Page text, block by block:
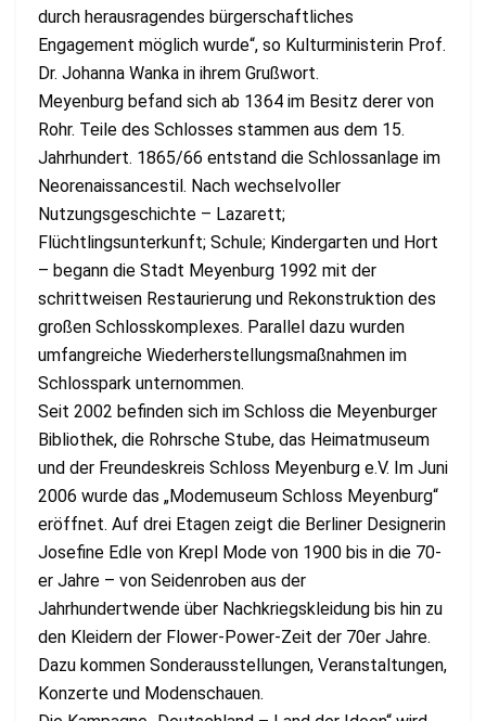
durch herausragendes bürgerschaftliches
Engagement möglich wurde“, so Kulturministerin Prof.
Dr. Johanna Wanka in ihrem Grußwort.
Meyenburg befand sich ab 1364 im Besitz derer von
Rohr. Teile des Schlosses stammen aus dem 15.
Jahrhundert. 1865/66 entstand die Schlossanlage im
Neorenaissancestil. Nach wechselvoller
Nutzungsgeschichte – Lazarett;
Flüchtlingsunterkunft; Schule; Kindergarten und Hort
– begann die Stadt Meyenburg 1992 mit der
schrittweisen Restaurierung und Rekonstruktion des
großen Schlosskomplexes. Parallel dazu wurden
umfangreiche Wiederherstellungsmaßnahmen im
Schlosspark unternommen.
Seit 2002 befinden sich im Schloss die Meyenburger
Bibliothek, die Rohrsche Stube, das Heimatmuseum
und der Freundeskreis Schloss Meyenburg e.V. Im Juni
2006 wurde das „Modemuseum Schloss Meyenburg“
eröffnet. Auf drei Etagen zeigt die Berliner Designerin
Josefine Edle von Krepl Mode von 1900 bis in die 70-
er Jahre – von Seidenroben aus der
Jahrhundertwende über Nachkriegskleidung bis hin zu
den Kleidern der Flower-Power-Zeit der 70er Jahre.
Dazu kommen Sonderausstellungen, Veranstaltungen,
Konzerte und Modenschauen.